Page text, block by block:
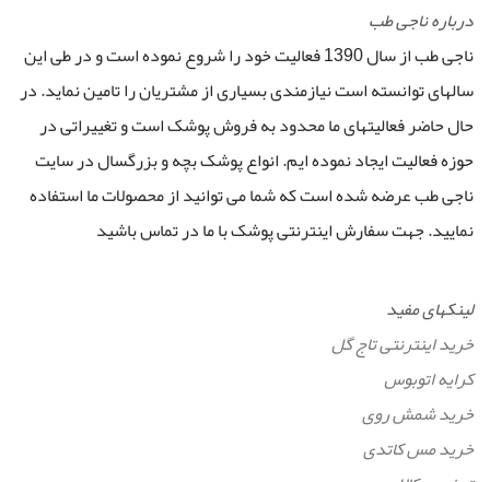
درباره ناجی طب
ناجی طب از سال 1390 فعالیت خود را شروع نموده است و در طی این
سالهای توانسته است نیازمندی بسیاری از مشتریان را تامین نماید. در
حال حاضر فعالیتهای ما محدود به فروش پوشک است و تغییراتی در
حوزه فعالیت ایجاد نموده ایم. انواع پوشک بچه و بزرگسال در سایت
ناجی طب عرضه شده است که شما می توانید از محصولات ما استفاده
نمایید. جهت سفارش اینترنتی پوشک با ما در تماس باشید
لینکهای مفید
خرید اینترنتی تاج گل
کرایه اتوبوس
خرید شمش روی
خرید مس کاتدی